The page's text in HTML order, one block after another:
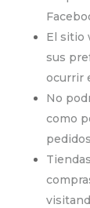
El sitio
sus
ocurrir
No
como